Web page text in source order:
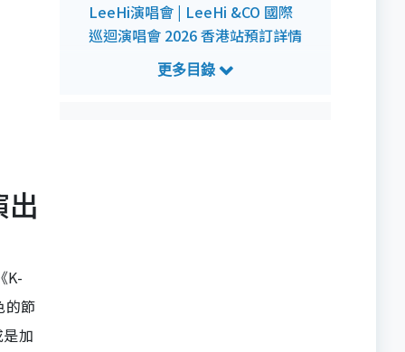
K-
的節
加
LeeHi演唱會 | LeeHi &CO 國際
巡迴演唱會 2026 香港站預訂詳情
LeeHi演唱會 | LeeHi &CO 國際